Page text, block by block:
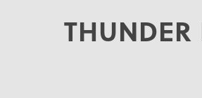
THUNDER